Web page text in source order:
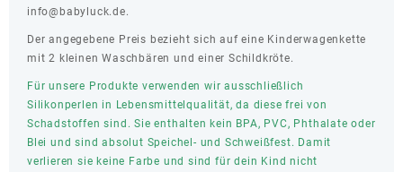
info@babyluck.de.
Der angegebene Preis bezieht sich auf eine Kinderwagenkette
mit 2 kleinen Waschbären und einer Schildkröte.
Für unsere Produkte verwenden wir ausschließlich
Silikonperlen in Lebensmittelqualität, da diese frei von
Schadstoffen sind. Sie enthalten kein BPA, PVC, Phthalate oder
Blei und sind absolut Speichel- und Schweißfest. Damit
verlieren sie keine Farbe und sind für dein Kind nicht